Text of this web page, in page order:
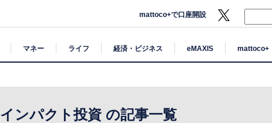
mattoco+で口座開設
マネー ライフ 経済・ビジネス eMAXIS mattoco+
インパクト投資 の記事一覧